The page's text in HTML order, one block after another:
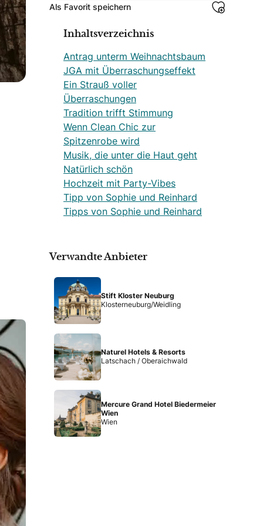
Als Favorit speichern
Inhaltsverzeichnis
Antrag unterm Weihnachtsbaum
JGA mit Überraschungseffekt
Ein Strauß voller
Überraschungen
Tradition trifft Stimmung
Wenn Clean Chic zur
Spitzenrobe wird
Musik, die unter die Haut geht
Natürlich schön
Hochzeit mit Party-Vibes
Tipp von Sophie und Reinhard
Tipps von Sophie und Reinhard
Verwandte Anbieter
Stift Kloster Neuburg
Klosterneuburg/Weidling
Naturel Hotels & Resorts
Latschach / Oberaichwald
Mercure Grand Hotel Biedermeier
Wien
Wien